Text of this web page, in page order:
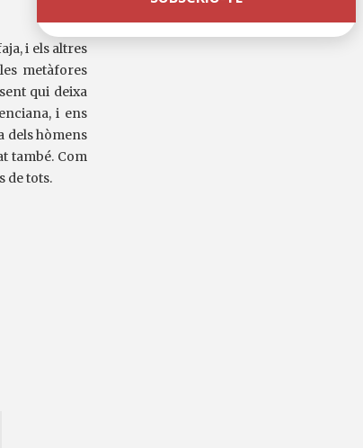
i els altres
metàfores
qui deixa
i ens
dels hòmens
també. Com
de tots.